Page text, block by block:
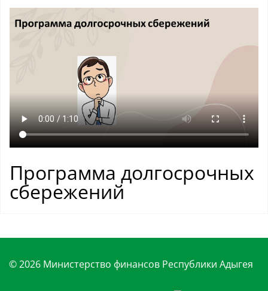
Программа долгосрочных
сбережений
© 2026 Министерство финансов Республики Адыгея